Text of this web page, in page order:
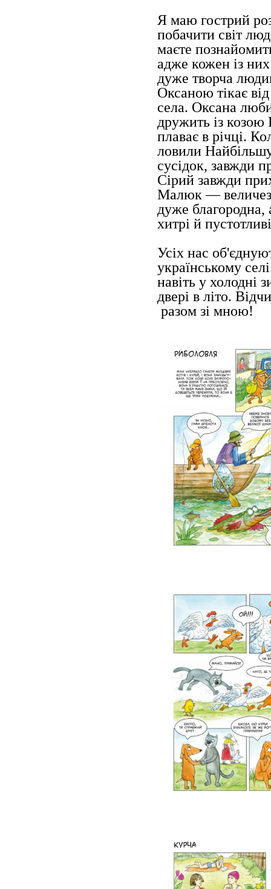
Я маю гострий
побачити світ
маєте
адже кожен із
дуже творча
Оксаною тікає
села. Оксана
дружить із
плаває в річці.
ловили
сусідок, завжди
Сірий завжди
Малюк —
дуже
хитрі й
Усіх нас
українському
навіть у
двері в літо.
разом зі мною!